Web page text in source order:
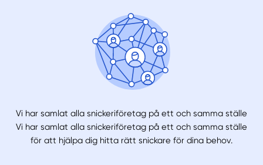
Vi har samlat alla snickeriföretag på ett och samma ställe
Vi har samlat alla snickeriföretag på ett och samma ställe
för att hjälpa dig hitta rätt snickare för dina behov.